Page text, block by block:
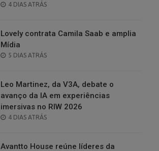
POSTED
4 DIAS ATRÁS
Lovely contrata Camila Saab e amplia
Mídia
POSTED
5 DIAS ATRÁS
Leo Martinez, da V3A, debate o
avanço da IA em experiências
imersivas no RIW 2026
POSTED
4 DIAS ATRÁS
Avantto House reúne líderes da